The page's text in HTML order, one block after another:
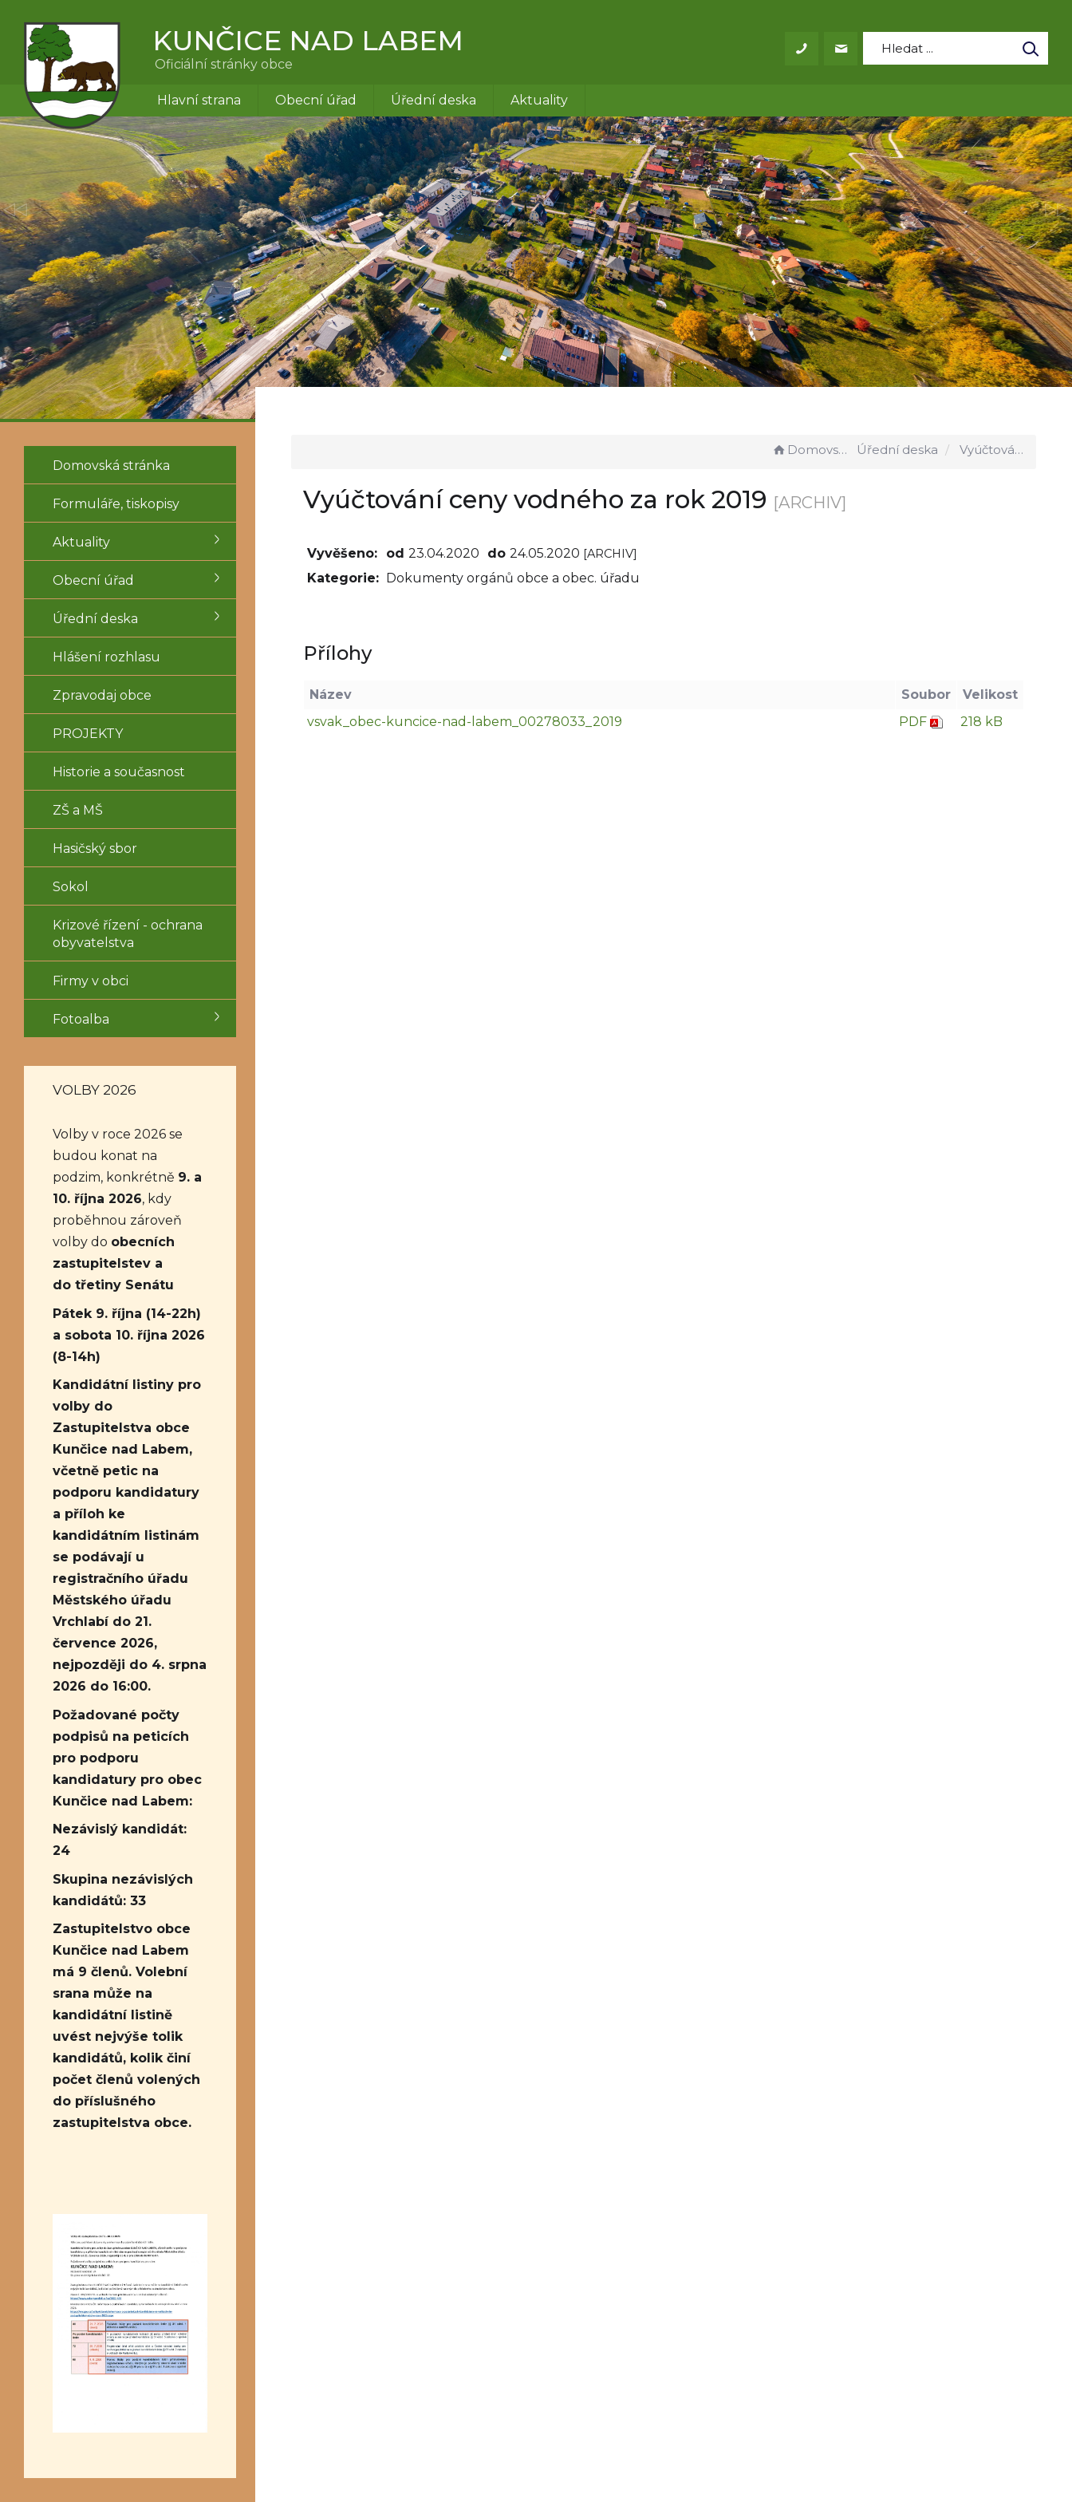
KUNČICE NAD LABEM
Oficiální stránky obce
Hlavní strana Obecní úřad Úřední deska Aktuality
Domovská stránka
Formuláře, tiskopisy
Aktuality
Obecní úřad
Úřední deska
Hlášení rozhlasu
Zpravodaj obce
PROJEKTY
Historie a současnost
ZŠ a MŠ
Hasičský sbor
Sokol
Krizové řízení - ochrana
obyvatelstva
Firmy v obci
Fotoalba
VOLBY 2026
Volby v roce 2026 se
budou konat na
podzim, konkrétně 9. a
10. října 2026, kdy
proběhnou zároveň
volby do obecních
zastupitelstev a
do třetiny Senátu
Pátek 9. října (14-22h)
a sobota 10. října 2026
(8-14h)
Kandidátní listiny pro
volby do
Zastupitelstva obce
Kunčice nad Labem,
včetně petic na
podporu kandidatury
a příloh ke
kandidátním listinám
se podávají u
registračního úřadu
Městského úřadu
Vrchlabí do 21.
července 2026,
nejpozději do 4. srpna
2026 do 16:00.
Požadované počty
podpisů na peticích
pro podporu
kandidatury pro obec
Kunčice nad Labem:
Nezávislý kandidát:
24
Skupina nezávislých
kandidátů: 33
Zastupitelstvo obce
Kunčice nad Labem
má 9 členů. Volební
srana může na
kandidátní listině
uvést nejvýše tolik
kandidátů, kolik činí
počet členů volených
do příslušného
zastupitelstva obce.
Domovská stránka Úřední deska Vyúčtování ceny vodného za rok 2019
Vyúčtování ceny vodného za rok 2019 [ARCHIV]
Vyvěšeno: od 23.04.2020 do 24.05.2020 [ARCHIV]
Kategorie: Dokumenty orgánů obce a obec. úřadu
Přílohy
Název Soubor
Velikost
vsvak_obec-kuncice-nad-labem_00278033_2019
PDF 218 kB